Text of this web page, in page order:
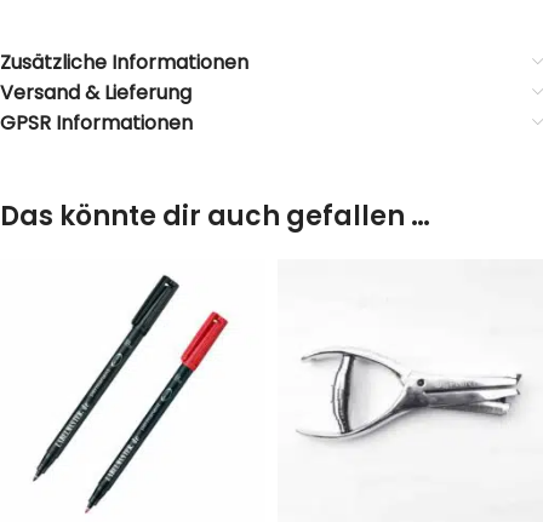
Zusätzliche Informationen
Versand & Lieferung
GPSR Informationen
Das könnte dir auch gefallen …